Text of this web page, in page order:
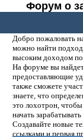
Форум о
Добро пожаловать
можно найти
высоким доходом
На форуме вы
предоставляющие
также сможете
знаете, что
это лохотрон,
начать
Создавайте новые
ссылками и первая